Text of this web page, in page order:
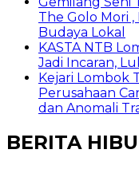
The Golo Mori
Budaya Lokal
KASTA NTB
Jadi Incaran,
Kejari Lombok
Perusahaan
dan Anomali
BERITA